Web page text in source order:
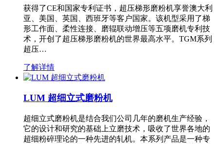
获得了CE和国家专利证书，超压梯形磨粉机享誉澳大利
亚、美国、英国、西班牙等客户国家。该机型采用了梯
形工作面、柔性连接、磨辊联动增压等五项磨机专利技
术，开创了超压梯形磨粉机的世界最高水平。TGM系列
超压…
了解详情
LUM 超细立式磨粉机
超细立式磨粉机是结合我们公司几年的磨机生产经验，
它的设计和研究的基础上立磨技术，吸收了世界各地的
超细粉碎理论的一种先进的轧机。本系列产品是一种专